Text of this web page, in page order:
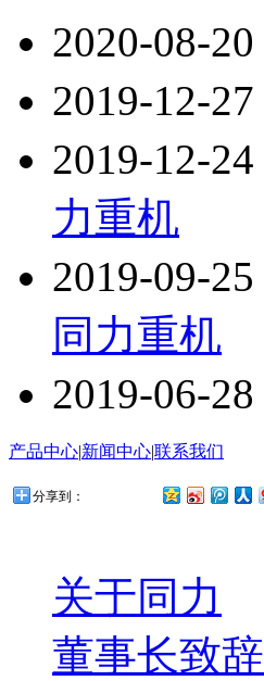
2020-08-20
2019-12-27
2019-12-24
力重机
2019-09-25
同力重机
2019-06-28
产品中心|新闻中心|联系我们
分享到：
关于同力
董事长致辞